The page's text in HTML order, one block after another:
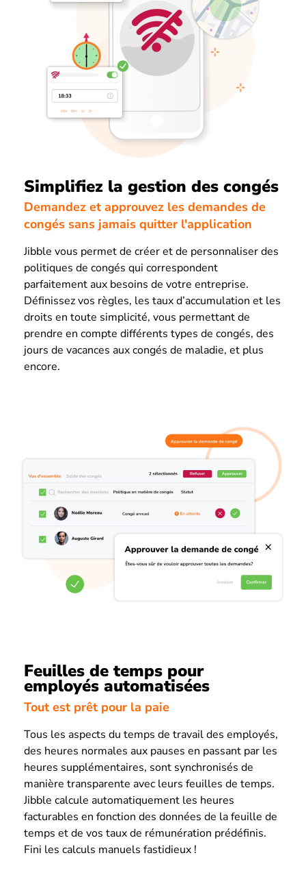
Simplifiez la gestion des congés
Demandez et approuvez les demandes de
congés sans jamais quitter l'application
Jibble vous permet de créer et de personnaliser des
politiques de congés qui correspondent
parfaitement aux besoins de votre entreprise.
Définissez vos règles, les taux d’accumulation et les
droits en toute simplicité, vous permettant de
prendre en compte différents types de congés, des
jours de vacances aux congés de maladie, et plus
encore.
Feuilles de temps pour
employés automatisées
Tout est prêt pour la paie
Tous les aspects du temps de travail des employés,
des heures normales aux pauses en passant par les
heures supplémentaires, sont synchronisés de
manière transparente avec leurs feuilles de temps.
Jibble calcule automatiquement les heures
facturables en fonction des données de la feuille de
temps et de vos taux de rémunération prédéfinis.
Fini les calculs manuels fastidieux !